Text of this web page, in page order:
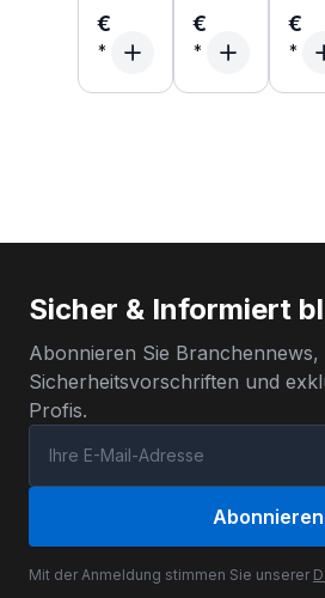
€ € €
Sicher & Informiert
Abonnieren Sie Branchennews,
Sicherheitsvorschriften und
Profis.
Abonnieren
Mit der Anmeldung stimmen Sie unserer